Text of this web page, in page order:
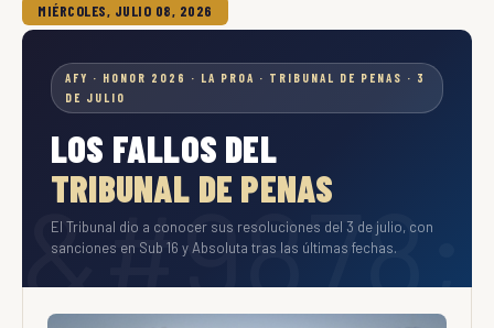
MIÉRCOLES, JULIO 08, 2026
AFY · HONOR 2026 · LA PROA · TRIBUNAL DE PENAS · 3
DE JULIO
LOS FALLOS DEL
TRIBUNAL DE PENAS
El Tribunal dio a conocer sus resoluciones del 3 de julio, con
sanciones en Sub 16 y Absoluta tras las últimas fechas.